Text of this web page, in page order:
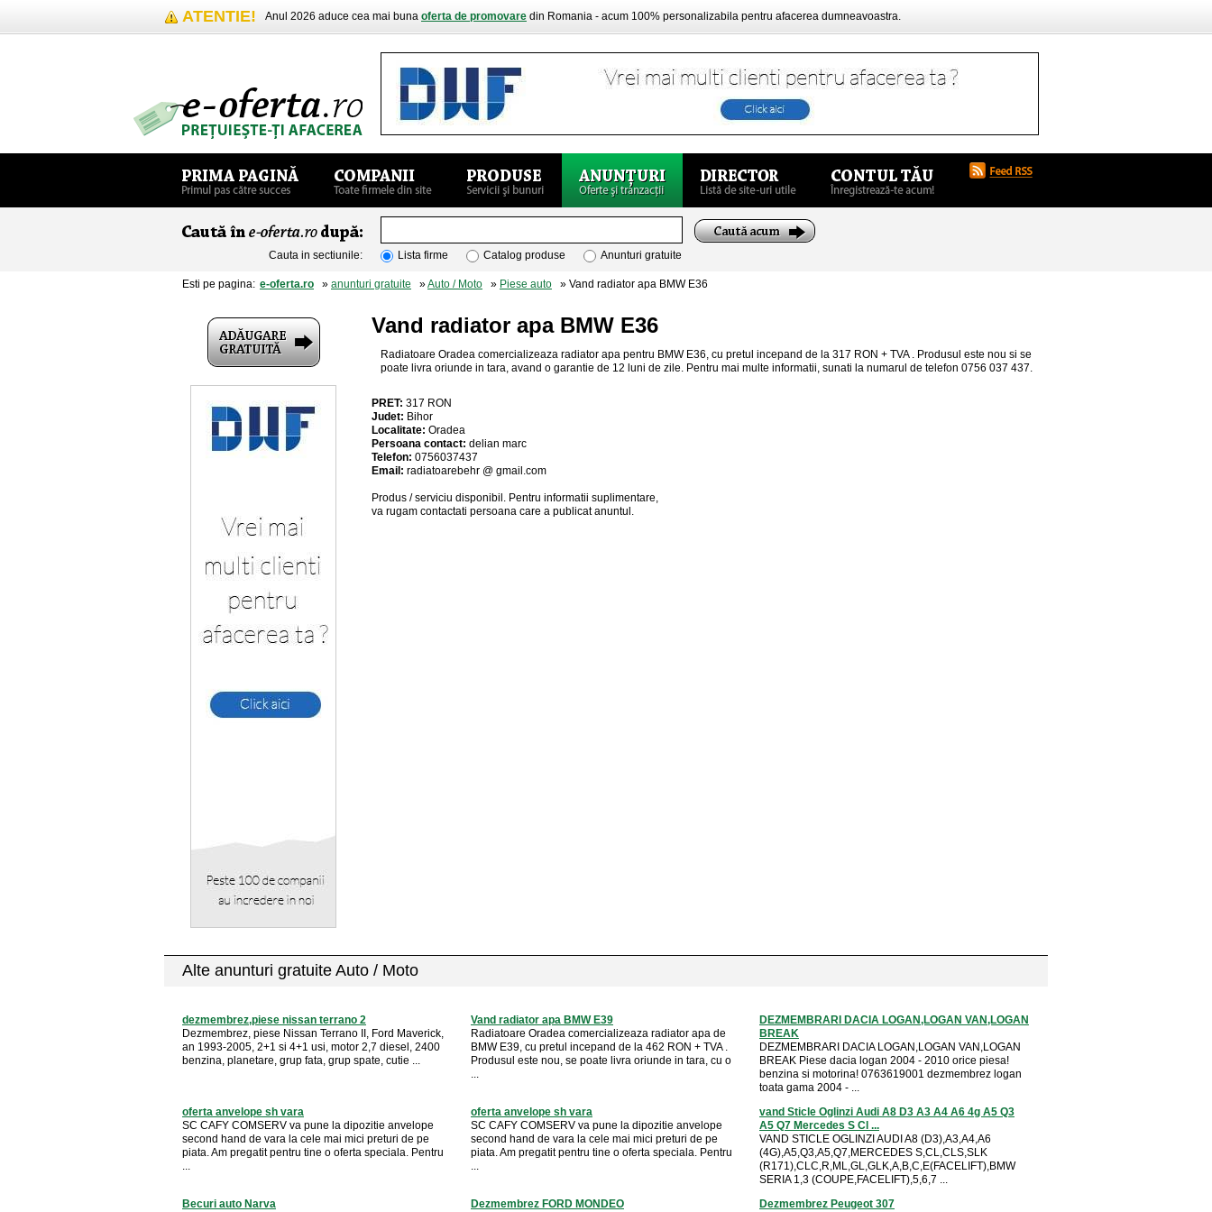
ATENTIE! Anul 2026 aduce cea mai buna oferta de promovare din Romania - acum 100% personalizabila pentru afacerea dumneavoastra.
Cauta in sectiunile: Lista firme Catalog produse Anunturi gratuite
Esti pe pagina: e-oferta.ro » anunturi gratuite »Auto / Moto » Piese auto » Vand radiator apa BMW E36
Vand radiator apa BMW E36
Radiatoare Oradea comercializeaza radiator apa pentru BMW E36, cu pretul incepand de la 317 RON + TVA . Produsul este nou si se
poate livra oriunde in tara, avand o garantie de 12 luni de zile. Pentru mai multe informatii, sunati la numarul de telefon 0756 037 437.
PRET: 317 RON
Judet: Bihor
Localitate: Oradea
Persoana contact: delian marc
Telefon: 0756037437
Email: radiatoarebehr @ gmail.com
Produs / serviciu disponibil . Pentru informatii suplimentare,
va rugam contactati persoana care a publicat anuntul.
Alte anunturi gratuite Auto / Moto
dezmembrez,piese nissan terrano 2
Dezmembrez, piese Nissan Terrano II, Ford Maverick,
an 1993-2005, 2+1 si 4+1 usi, motor 2,7 diesel, 2400
benzina, planetare, grup fata, grup spate, cutie ...
Vand radiator apa BMW E39
Radiatoare Oradea comercializeaza radiator apa de
BMW E39, cu pretul incepand de la 462 RON + TVA .
Produsul este nou, se poate livra oriunde in tara, cu o
...
DEZMEMBRARI DACIA LOGAN,LOGAN VAN,LOGAN
BREAK
DEZMEMBRARI DACIA LOGAN,LOGAN VAN,LOGAN
BREAK Piese dacia logan 2004 - 2010 orice piesa!
benzina si motorina! 0763619001 dezmembrez logan
toata gama 2004 - ...
oferta anvelope sh vara
SC CAFY COMSERV va pune la dipozitie anvelope
second hand de vara la cele mai mici preturi de pe
piata. Am pregatit pentru tine o oferta speciala. Pentru
...
oferta anvelope sh vara
SC CAFY COMSERV va pune la dipozitie anvelope
second hand de vara la cele mai mici preturi de pe
piata. Am pregatit pentru tine o oferta speciala. Pentru
...
vand Sticle Oglinzi Audi A8 D3 A3 A4 A6 4g A5 Q3
A5 Q7 Mercedes S Cl ...
VAND STICLE OGLINZI AUDI A8 (D3),A3,A4,A6
(4G),A5,Q3,A5,Q7,MERCEDES S,CL,CLS,SLK
(R171),CLC,R,ML,GL,GLK,A,B,C,E(FACELIFT),BMW
SERIA 1,3 (COUPE,FACELIFT),5,6,7 ...
Becuri auto Narva
Dezmembrez FORD MONDEO
Dezmembrez Peugeot 307